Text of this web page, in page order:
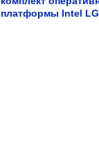
платформы Intel